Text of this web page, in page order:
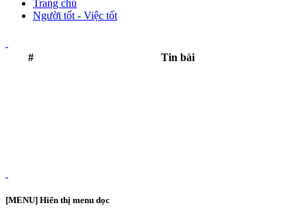
Trang chủ
Người tốt - Việc tốt
# Tin bài
[MENU] Hiển thị menu dọc